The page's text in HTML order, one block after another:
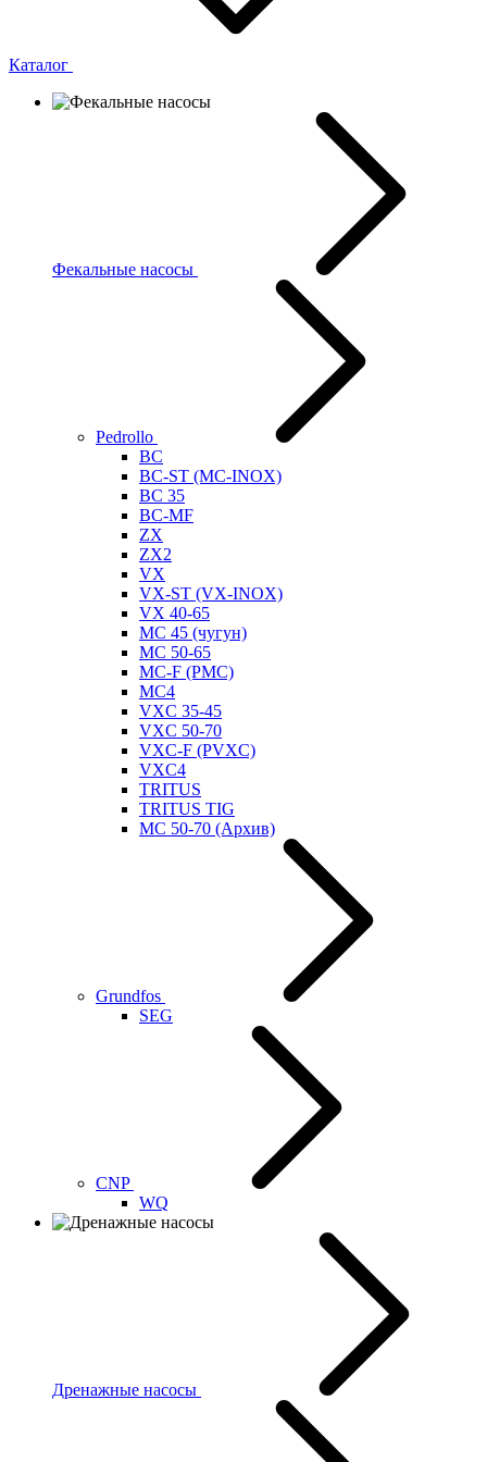
Каталог
Фекальные насосы
Pedrollo
BC
BC-ST (MC-INOX)
BC 35
BC-MF
ZX
ZX2
VX
VX-ST (VX-INOX)
VX 40-65
MC 45 (чугун)
MC 50-65
MC-F (PMC)
MC4
VXC 35-45
VXC 50-70
VXC-F (PVXC)
VXC4
TRITUS
TRITUS TIG
MC 50-70 (Архив)
Grundfos
SEG
CNP
WQ
Дренажные насосы